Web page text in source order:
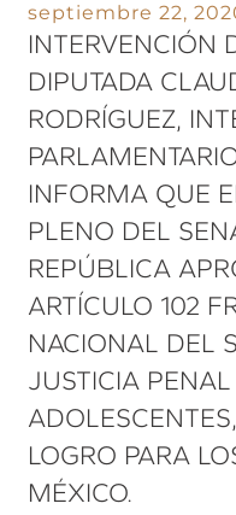
septiembre 22,
INTERVENCIÓN
DIPUTADA
RODRÍGUEZ,
INFORMA QUE
PLENO DEL
REPÚBLICA
ARTÍCULO 102
NACIONAL DEL
JUSTICIA
LOGRO PARA
MÉXICO.